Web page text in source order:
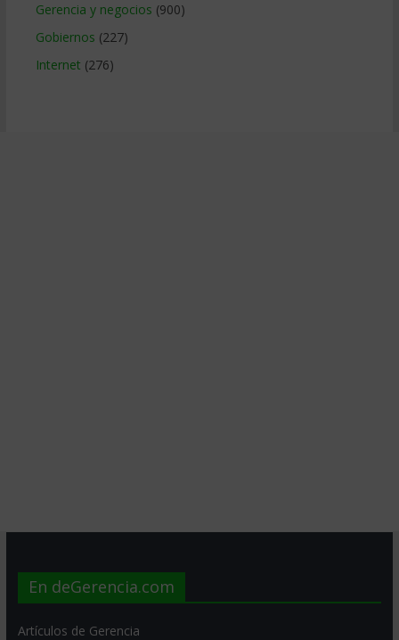
Gerencia y negocios (900)
Gobiernos (227)
Internet (276)
En deGerencia.com
Artículos de Gerencia